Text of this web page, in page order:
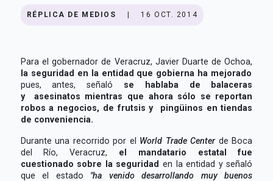
RÉPLICA DE MEDIOS 16 OCT. 2014
Para el gobernador de Veracruz, Javier Duarte de Ochoa,
la seguridad en la entidad que gobierna ha mejorado
pues, antes, señaló se hablaba de balaceras
y asesinatos mientras que ahora sólo se reportan
robos a negocios, de frutsis y pingüinos en tiendas
de conveniencia.
Durante una recorrido por el World Trade Centerde Boca
del Río, Veracruz, el mandatario estatal fue
cuestionado sobre la seguridad en la entidad y señaló
que el estado "ha venido desarrollando muy buenos